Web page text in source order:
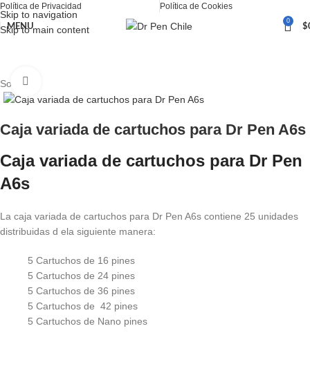
Skip to navigation
Skip to main content
Política de Privacidad Política de Cookies
MENU
0
$
Inicio Ultima A6SW
Sold out
Caja variada de cartuchos para Dr Pen A6s
Caja variada de cartuchos para Dr Pen
A6s
La caja variada de cartuchos para Dr Pen A6s contiene 25 unidades
distribuidas d ela siguiente manera:
5 Cartuchos de 16 pines
5 Cartuchos de 24 pines
5 Cartuchos de 36 pines
5 Cartuchos de 42 pines
5 Cartuchos de Nano pines